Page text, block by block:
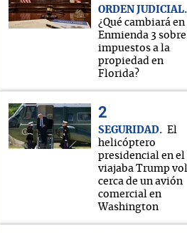
ORDEN JUDICIAL
¿Qué cambiará en
Enmienda 3 sobre
impuestos a la
propiedad en
Florida?
SEGURIDAD
El
helicóptero
presidencial en el
viajaba Trump
cerca de un avión
comercial en
Washington